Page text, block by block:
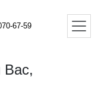
67-59
Вас,